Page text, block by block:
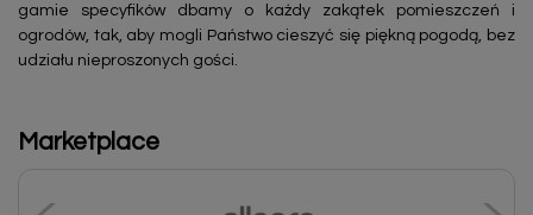
gamie specyfików dbamy o każdy zakątek pomieszczeń i
ogrodów, tak, aby mogli Państwo cieszyć się piękną pogodą, bez
udziału nieproszonych gości.
Marketplace